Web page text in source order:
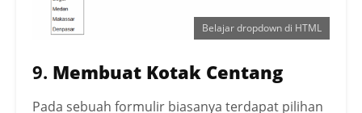
option>
</select>
Belajar dropdown di HTML
9. Membuat Kotak Centang
Pada sebuah formulir biasanya terdapat pilihan